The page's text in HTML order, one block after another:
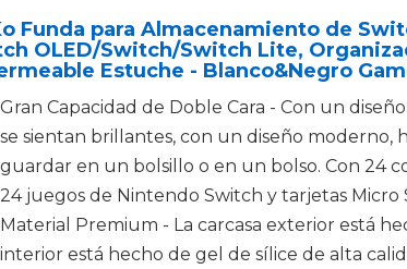
Funda para Almacenamiento de
OLED/Switch/Switch Lite,
Estuche - Blanco&Negro
Gran Capacidad de Doble Cara - Con un
se sientan brillantes, con un diseño moderno,
guardar en un bolsillo o en un bolso. Con 24
24 juegos de Nintendo Switch y tarjetas Micro
Material Premium - La carcasa exterior está
interior está hecho de gel de sílice de alta